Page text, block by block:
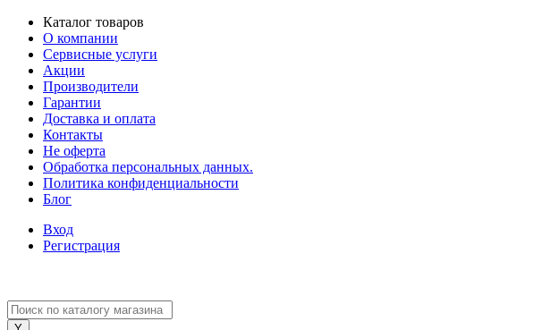
Каталог товаров
О компании
Сервисные услуги
Акции
Производители
Гарантии
Доставка и оплата
Контакты
Не оферта
Обработка персональных данных.
Политика конфиденциальности
Блог
Вход
Регистрация